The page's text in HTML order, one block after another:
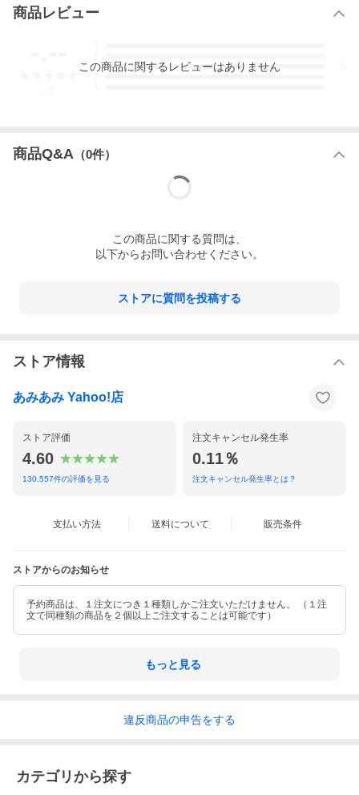
枚が正しい枚数となります。
■ブランド
商品レビュー
3
この商品に関するレビューはありません
商品Q&A （0件）
この商品に関する質問は、
以下からお問い合わせください。
ストアに質問を投稿する
ストア情報
あみあみ Yahoo!店
ストア評価
4.60
130,557件の評価を見る
注文キャンセル発生率
0.11％
注文キャンセル発生率とは？
支払い方法 送料について 販売条件
ストアからのお知らせ
予約商品は、１注文につき１種類しかご注文いただけません。 （１注
文で同種類の商品を２個以上ご注文することは可能です）
もっと見る
違反商品の申告をする
カテゴリから探す